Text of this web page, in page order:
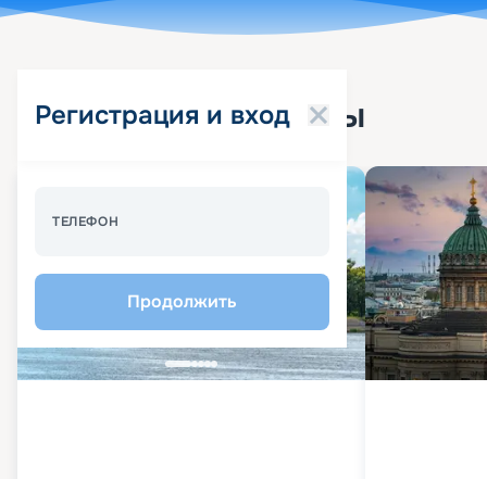
Регистрация и вход
ТЕЛЕФОН
Продолжить
Популярные круизы